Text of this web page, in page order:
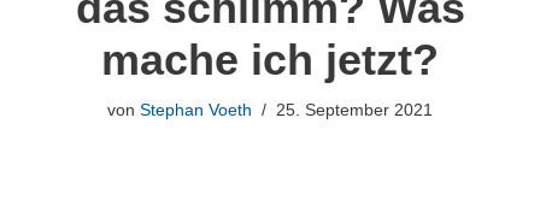
mache ich jetzt?
von Stephan Voeth 25. September 2021